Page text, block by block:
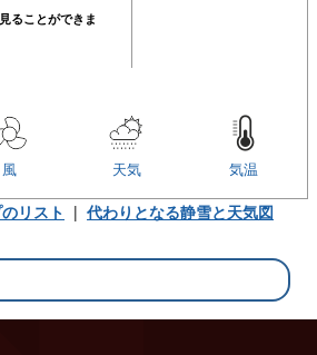
ることができま
気温
天気
風
リスト | 代わりとなる静雪と天気図